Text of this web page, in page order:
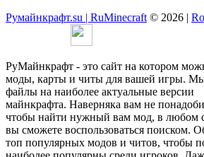
Румайнкрафт.su | RuMinecraft © 2026 |
РуМайнкрафт - это сайт на котором
моды, карты и читы для вашей игры. Мы
файлы на наиболее актуальные версии
майнкрафта. Наверняка вам не
чтобы найти нужный вам мод, в любом
вы сможете воспользоваться поиском.
топ популярных модов и читов, чтобы